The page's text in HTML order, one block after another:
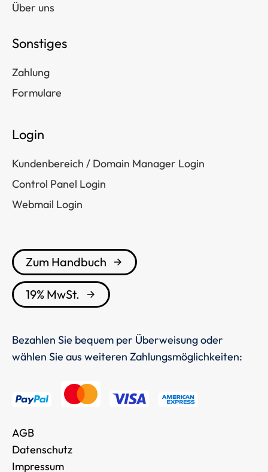
Über uns
Sonstiges
Zahlung
Formulare
Login
Kundenbereich / Domain Manager Login
Control Panel Login
Webmail Login
Zum Handbuch
19% MwSt.
Bezahlen Sie bequem per Überweisung oder
wählen Sie aus weiteren Zahlungsmöglichkeiten:
AGB
Datenschutz
Impressum